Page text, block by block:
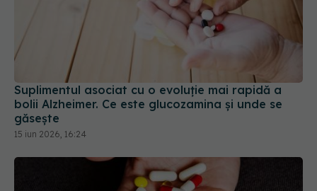
Suplimentul asociat cu o evoluție mai rapidă a
bolii Alzheimer. Ce este glucozamina și unde se
găsește
15 iun 2026, 16:24